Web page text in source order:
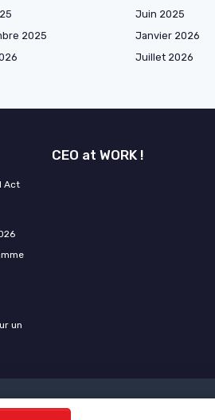
Juin 2025
2025
Janvier 2026
Juillet 2026
Act
un
CEO at WORK !